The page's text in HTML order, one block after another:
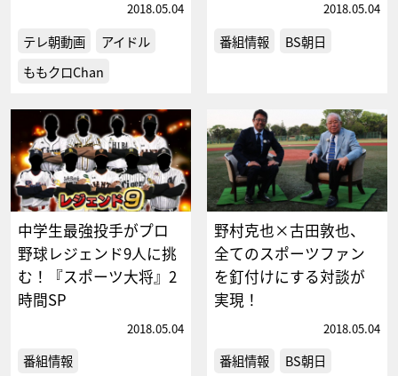
2018.05.04
テレ朝動画
アイドル
ももクロChan
2018.05.04
番組情報 BS朝日
中学生最強投手がプロ
野球レジェンド9人に挑
む！『スポーツ大将』2
時間SP
2018.05.04
番組情報
野村克也×古田敦也、
全てのスポーツファン
を釘付けにする対談が
実現！
2018.05.04
番組情報
BS朝日